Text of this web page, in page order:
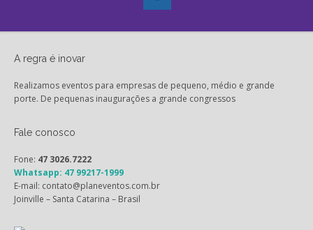
A regra é inovar
Realizamos eventos para empresas de pequeno, médio e grande
porte. De pequenas inaugurações a grande congressos
Fale conosco
Fone: 47 3026.7222
Whatsapp: 47 99217-1999
E-mail: contato@planeventos.com.br
Joinville – Santa Catarina – Brasil